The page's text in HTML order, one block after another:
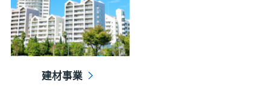
建材事業